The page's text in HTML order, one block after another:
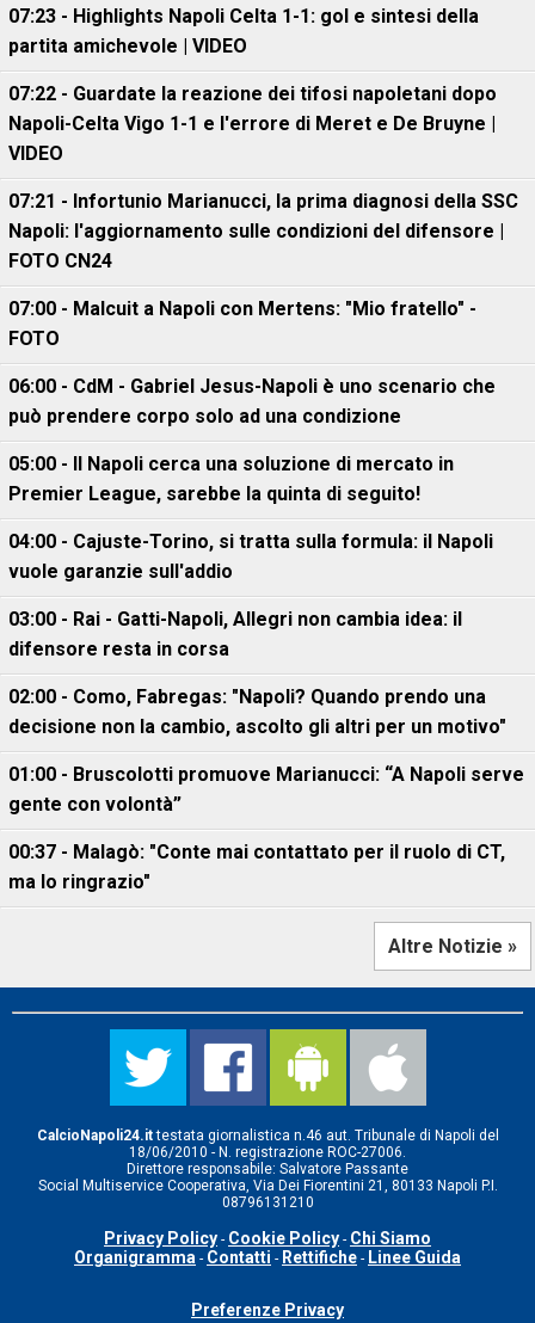
07:23 - Highlights Napoli Celta 1-1: gol e sintesi della
partita amichevole | VIDEO
07:22 - Guardate la reazione dei tifosi napoletani dopo
Napoli-Celta Vigo 1-1 e l'errore di Meret e De Bruyne |
VIDEO
07:21 - Infortunio Marianucci, la prima diagnosi della SSC
Napoli: l'aggiornamento sulle condizioni del difensore |
FOTO CN24
07:00 - Malcuit a Napoli con Mertens: "Mio fratello" -
FOTO
06:00 - CdM - Gabriel Jesus-Napoli è uno scenario che
può prendere corpo solo ad una condizione
05:00 - Il Napoli cerca una soluzione di mercato in
Premier League, sarebbe la quinta di seguito!
04:00 - Cajuste-Torino, si tratta sulla formula: il Napoli
vuole garanzie sull'addio
03:00 - Rai - Gatti-Napoli, Allegri non cambia idea: il
difensore resta in corsa
02:00 - Como, Fabregas: "Napoli? Quando prendo una
decisione non la cambio, ascolto gli altri per un motivo"
01:00 - Bruscolotti promuove Marianucci: “A Napoli serve
gente con volontà”
00:37 - Malagò: "Conte mai contattato per il ruolo di CT,
ma lo ringrazio"
Altre Notizie »
CalcioNapoli24.ittestata giornalistica n.46 aut. Tribunale di Napoli del
18/06/2010 - N. registrazione ROC-27006.
Direttore responsabile: Salvatore Passante
Social Multiservice Cooperativa, Via Dei Fiorentini 21, 80133 Napoli P.I.
08796131210
Privacy Policy - Cookie Policy - Chi Siamo
Organigramma - Contatti - Rettifiche - Linee Guida
Preferenze Privacy